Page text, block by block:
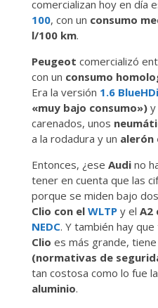
comercializan hoy en día
100, con un consumo
l/100 km.
Peugeot comercializó
con un consumo
Era la versión 1.6
«muy bajo consumo»)y
carenados, unos
a la rodadura y un alerón
Entonces, ¿ese Audino
tener en cuenta que las
porque se miden bajo
Clio con el WLTP y el A2
NEDC. Y también hay
Clio es más grande,
(normativas de
tan costosa como lo fue
aluminio.